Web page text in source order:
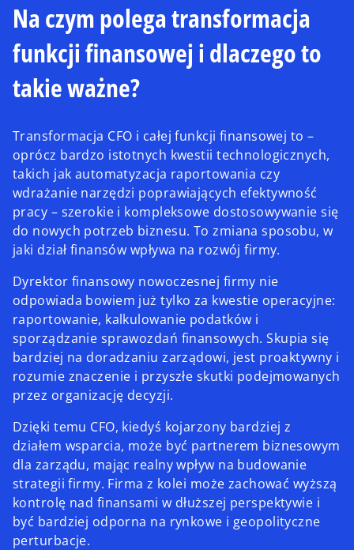
Na czym polega transformacja
funkcji finansowej i dlaczego to
takie ważne?
Transformacja CFO i całej funkcji finansowej to –
oprócz bardzo istotnych kwestii technologicznych,
takich jak automatyzacja raportowania czy
wdrażanie narzędzi poprawiających efektywność
pracy – szerokie i kompleksowe dostosowywanie się
do nowych potrzeb biznesu. To zmiana sposobu, w
jaki dział finansów wpływa na rozwój firmy.
Dyrektor finansowy nowoczesnej firmy nie
odpowiada bowiem już tylko za kwestie operacyjne:
raportowanie, kalkulowanie podatków i
sporządzanie sprawozdań finansowych. Skupia się
bardziej na doradzaniu zarządowi, jest proaktywny i
rozumie znaczenie i przyszłe skutki podejmowanych
przez organizację decyzji.
Dzięki temu CFO, kiedyś kojarzony bardziej z
działem wsparcia, może być partnerem biznesowym
dla zarządu, mając realny wpływ na budowanie
strategii firmy. Firma z kolei może zachować wyższą
kontrolę nad finansami w dłuższej perspektywie i
być bardziej odporna na rynkowe i geopolityczne
perturbacje.